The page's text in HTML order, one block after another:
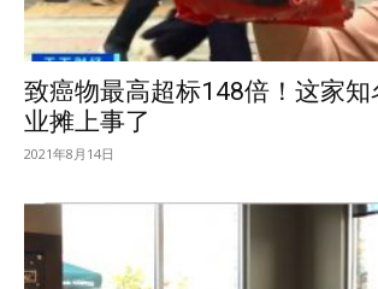
致癌物最高超标148倍！这家知
业摊上事了
2021年8月14日